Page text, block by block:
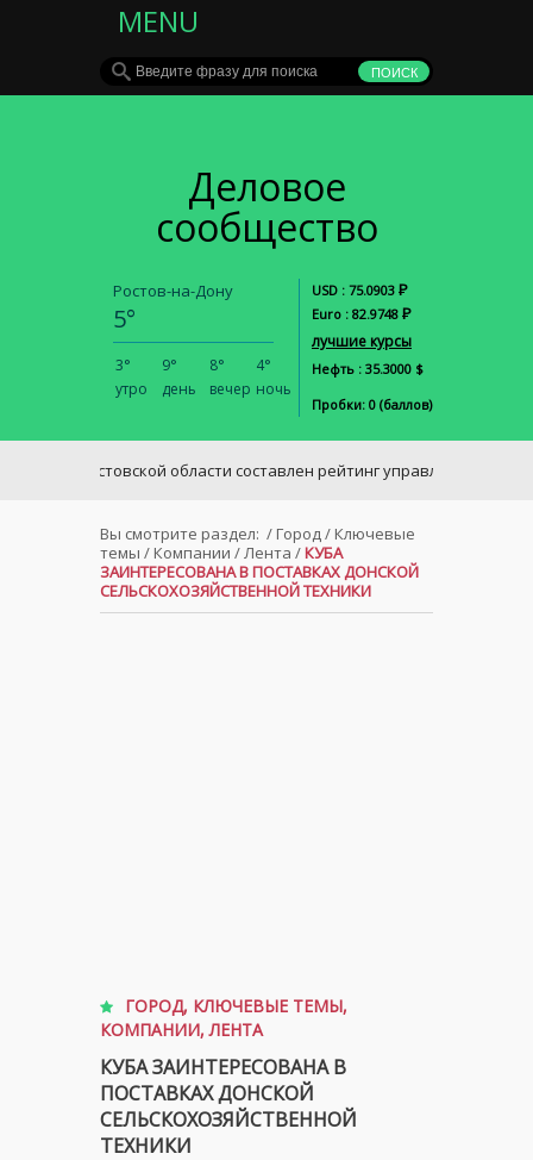
MENU
Деловое
сообщество
Ростов-на-Дону
5°
3°
утро
9°
день
8°
вечер
4°
ночь
USD : 75.0903 Р
Euro : 82.9748 Р
лучшие курсы
Нефть : 35.3000 $
Пробки: 0 (баллов)
В Ростовской области составлен рейтинг управляющих компаний
Вы смотрите раздел: / Город/ Ключевые
темы / Компании /Лента /КУБА
ЗАИНТЕРЕСОВАНА В ПОСТАВКАХ ДОНСКОЙ
СЕЛЬСКОХОЗЯЙСТВЕННОЙ ТЕХНИКИ
ГОРОД, КЛЮЧЕВЫЕ ТЕМЫ,
КОМПАНИИ,ЛЕНТА
КУБА ЗАИНТЕРЕСОВАНА В
ПОСТАВКАХ ДОНСКОЙ
СЕЛЬСКОХОЗЯЙСТВЕННОЙ
ТЕХНИКИ